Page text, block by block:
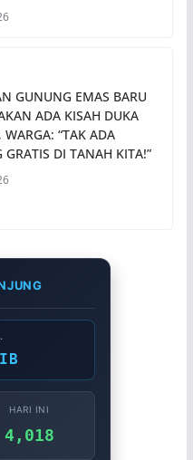
GUNUNG EMAS BARU
ADA KISAH DUKA
WARGA: “TAK ADA
DI TANAH KITA!”
HARI INI
4,018